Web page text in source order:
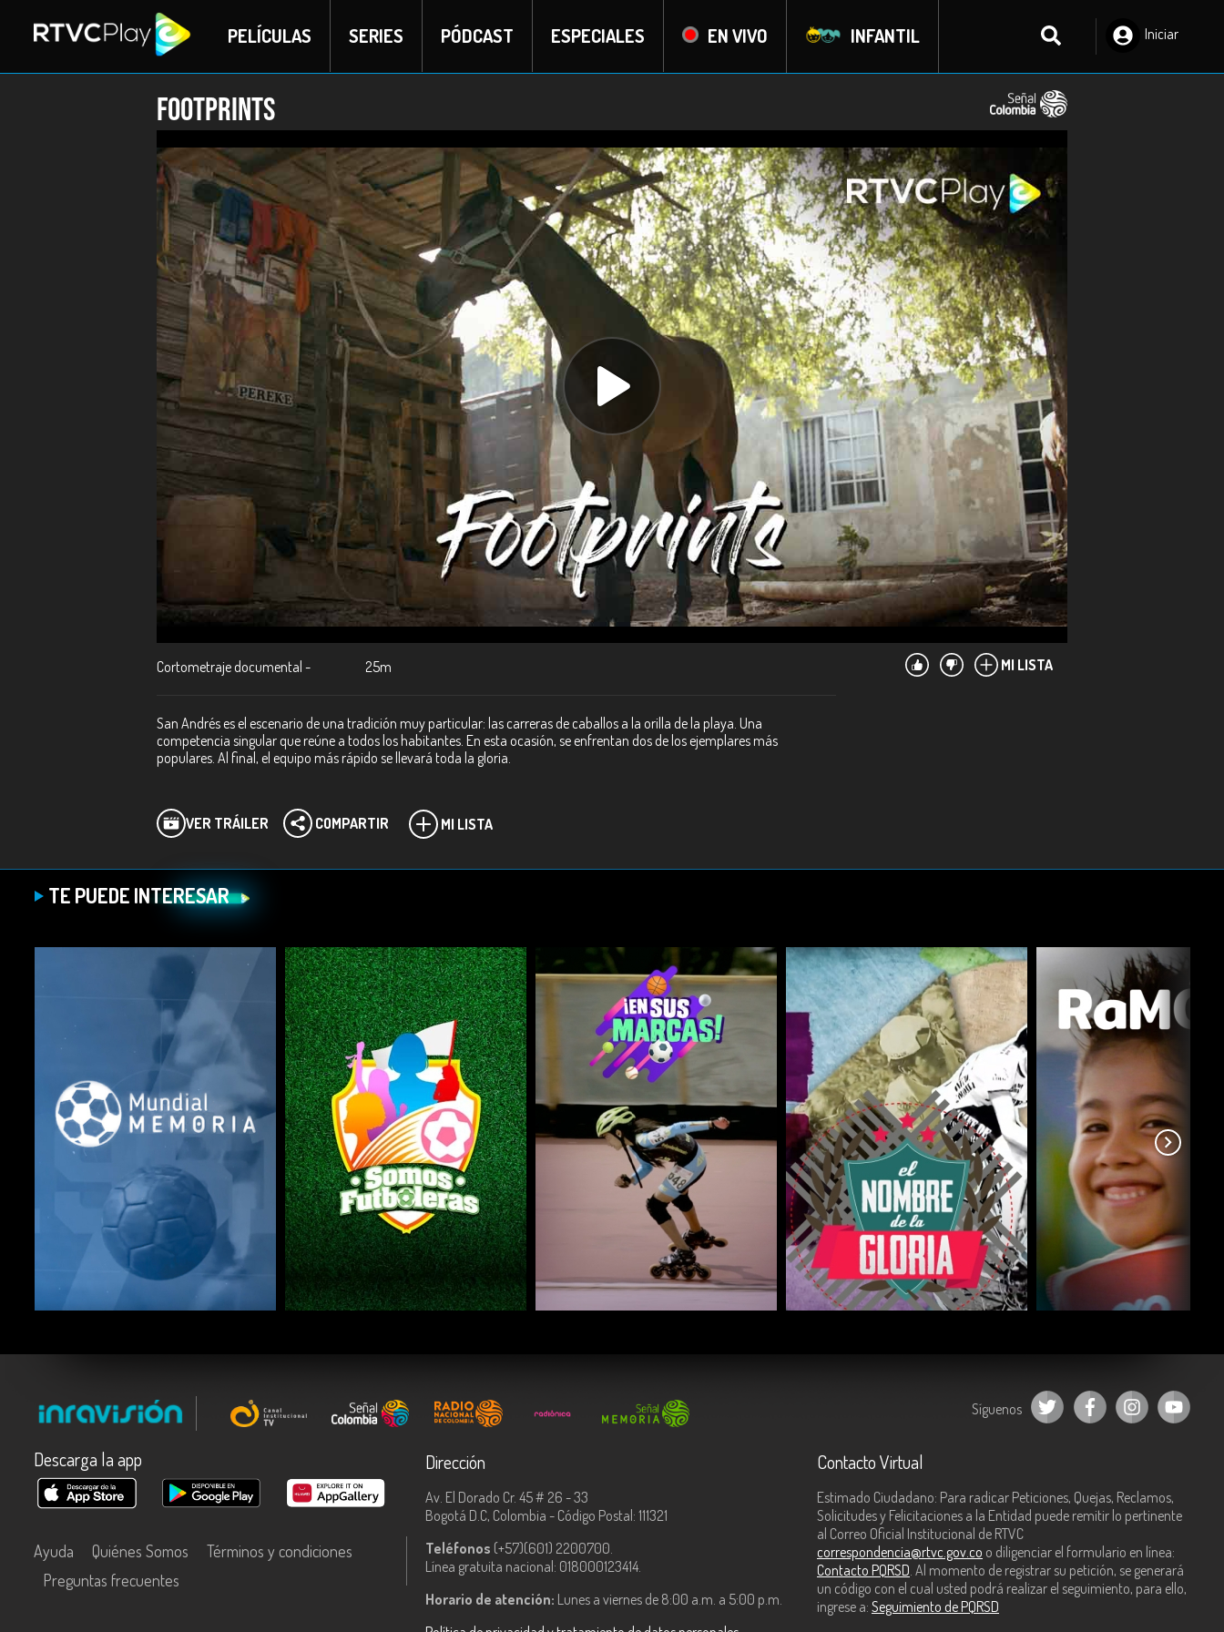
PELÍCULAS SERIES PÓDCAST ESPECIALES EN VIVO INFANTIL
Iniciar
Footprints
Cortometraje documental - 25m MI LISTA
San Andrés es el escenario de una tradición muy particular: las carreras de caballos a la orilla de la playa. Una
competencia singular que reúne a todos los habitantes. En esta ocasión, se enfrentan dos de los ejemplares más
populares. Al final, el equipo más rápido se llevará toda la gloria.
VER TRÁILER COMPARTIR MI LISTA
TE PUEDE INTERESAR
COMPARTIR COMPARTIR COMPARTIR COMPARTIR
Síguenos
Descarga la app
Ayuda Quiénes Somos
Términos y condiciones
Preguntas frecuentes
Dirección
Av. El Dorado Cr. 45 # 26 - 33
Bogotá D.C, Colombia - Código Postal: 111321
Teléfonos (+57)(601) 2200700.
Línea gratuita nacional: 018000123414.
Horario de atención: Lunes a viernes de 8:00 a.m. a 5:00 p.m.
Contacto Virtual
Estimado Ciudadano: Para radicar Peticiones, Quejas, Reclamos,
Solicitudes y Felicitaciones a la Entidad puede remitir lo pertinente
al Correo Oficial Institucional de RTVC
correspondencia@rtvc.gov.co o diligenciar el formulario en línea:
Contacto PQRSD . Al momento de registrar su petición, se generará
un código con el cual usted podrá realizar el seguimiento, para ello,
ingrese a: Seguimiento de PQRSD